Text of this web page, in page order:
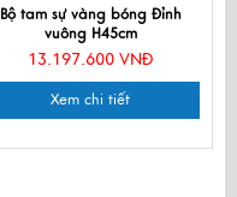
Bộ tam sự vàng bóng Đỉnh
vuông H45cm
13.197.600 VNĐ
Xem chi tiết